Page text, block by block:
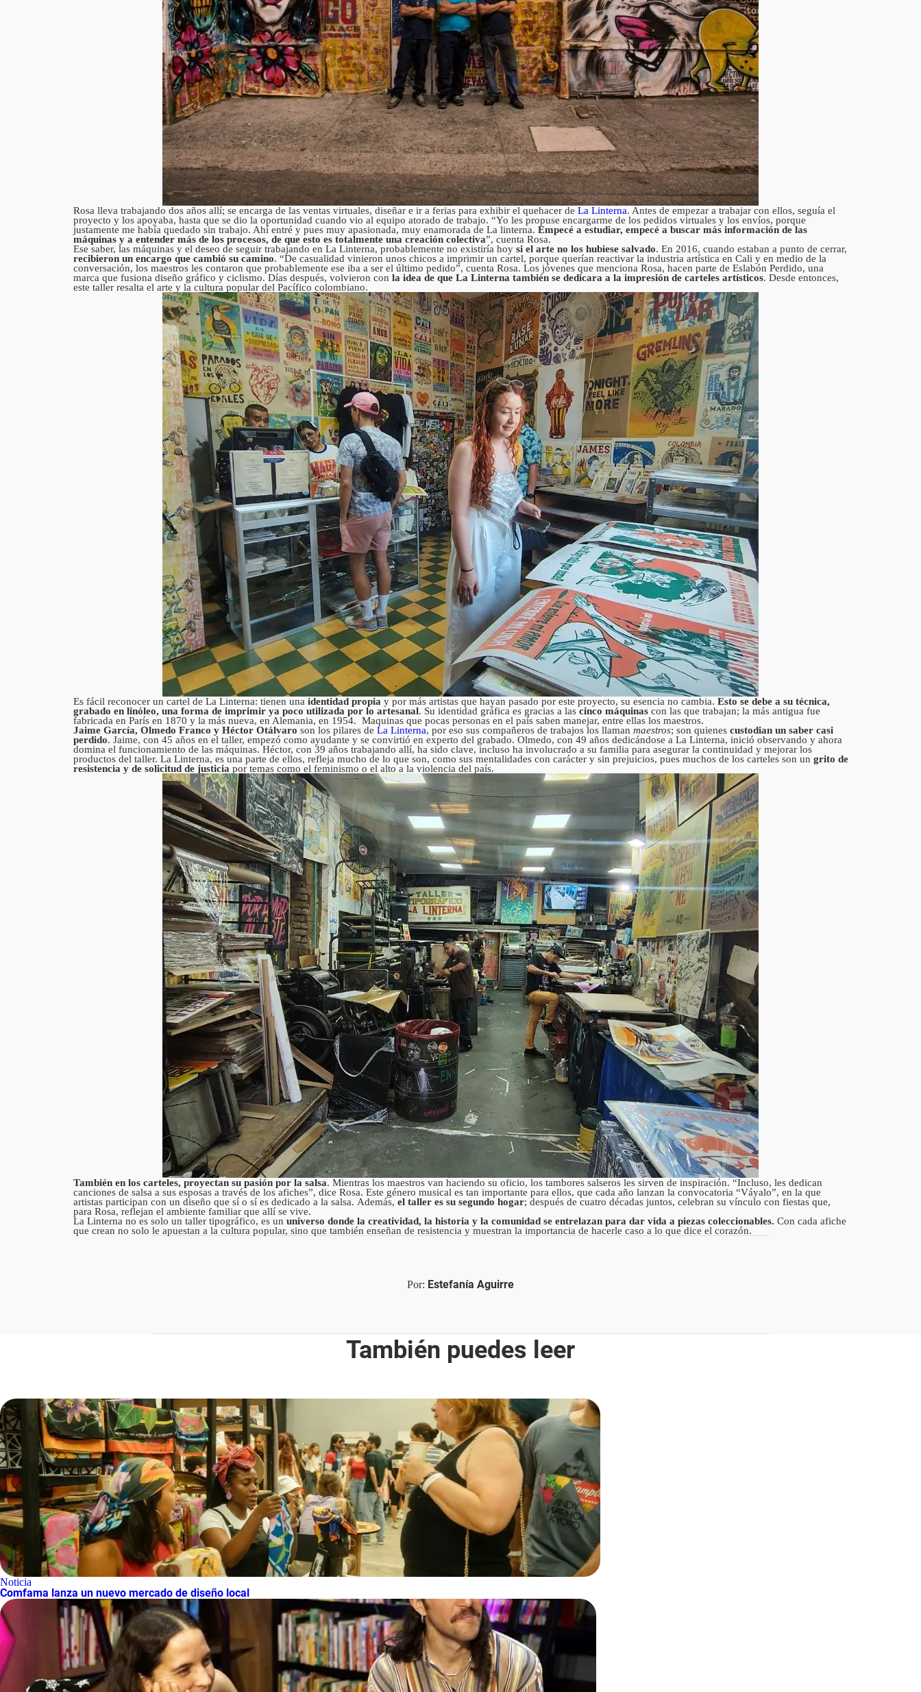
Rosa lleva trabajando dos años allí; se encarga de las ventas virtuales, diseñar e ir a ferias para exhibir el quehacer de La Linterna. Antes de empezar a trabajar con ellos, seguía el
proyecto y los apoyaba, hasta que se dio la oportunidad cuando vio al equipo atorado de trabajo. “Yo les propuse encargarme de los pedidos virtuales y los envíos, porque
justamente me había quedado sin trabajo. Ahí entré y pues muy apasionada, muy enamorada de La linterna. Empecé a estudiar, empecé a buscar más información de las
máquinas y a entender más de los procesos, de que esto es totalmente una creación colectiva”, cuenta Rosa.
Ese saber, las máquinas y el deseo de seguir trabajando en La Linterna, probablemente no existiría hoy si el arte no los hubiese salvado. En 2016, cuando estaban a punto de cerrar,
recibieron un encargo que cambió su camino. “De casualidad vinieron unos chicos a imprimir un cartel, porque querían reactivar la industria artística en Cali y en medio de la
conversación, los maestros les contaron que probablemente ese iba a ser el último pedido”, cuenta Rosa. Los jóvenes que menciona Rosa, hacen parte de Eslabón Perdido, una
marca que fusiona diseño gráfico y ciclismo. Días después, volvieron con la idea de que La Linterna también se dedicara a la impresión de carteles artísticos. Desde entonces,
este taller resalta el arte y la cultura popular del Pacífico colombiano.
Es fácil reconocer un cartel de La Linterna: tienen una identidad propia y por más artistas que hayan pasado por este proyecto, su esencia no cambia. Esto se debe a su técnica,
grabado en linóleo, una forma de imprimir ya poco utilizada por lo artesanal. Su identidad gráfica es gracias a las cinco máquinascon las que trabajan; la más antigua fue
fabricada en París en 1870 y la más nueva, en Alemania, en 1954. Maquinas que pocas personas en el país saben manejar, entre ellas los maestros.
Jaime García, Olmedo Franco y Héctor Otálvaro son los pilares de La Linterna, por eso sus compañeros de trabajos los llaman maestros; son quienes custodian un saber casi
perdido. Jaime, con 45 años en el taller, empezó como ayudante y se convirtió en experto del grabado. Olmedo, con 49 años dedicándose a La Linterna, inició observando y ahora
domina el funcionamiento de las máquinas. Héctor, con 39 años trabajando allí, ha sido clave, incluso ha involucrado a su familia para asegurar la continuidad y mejorar los
productos del taller. La Linterna, es una parte de ellos, refleja mucho de lo que son, como sus mentalidades con carácter y sin prejuicios, pues muchos de los carteles son un grito de
resistencia y de solicitud de justicia por temas como el feminismo o el alto a la violencia del país.
También en los carteles, proyectan su pasión por la salsa. Mientras los maestros van haciendo su oficio, los tambores salseros les sirven de inspiración. “Incluso, les dedican
canciones de salsa a sus esposas a través de los afiches”, dice Rosa. Este género musical es tan importante para ellos, que cada año lanzan la convocatoria “Váyalo”, en la que
artistas participan con un diseño que sí o sí es dedicado a la salsa. Además, el taller es su segundo hogar; después de cuatro décadas juntos, celebran su vínculo con fiestas que,
para Rosa, reflejan el ambiente familiar que allí se vive.
La Linterna no es solo un taller tipográfico, es un universo donde la creatividad, la historia y la comunidad se entrelazan para dar vida a piezas coleccionables. Con cada afiche
que crean no solo le apuestan a la cultura popular, sino que también enseñan de resistencia y muestran la importancia de hacerle caso a lo que dice el corazón.
Por: Estefanía Aguirre
También puedes leer
Noticia
Comfama lanza un nuevo mercado de diseño local